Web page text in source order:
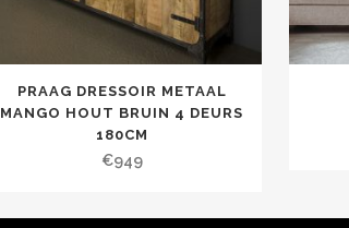
PRAAG DRESSOIR METAAL
MANGO HOUT BRUIN 4 DEURS
180CM
€949